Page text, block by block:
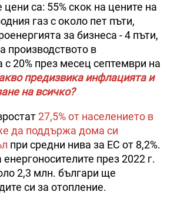
цени са: 55% скок на цените на
газ с около пет пъти,
за бизнеса - 4 пъти,
производството в
20% през месец септември на
предизвика инфлацията и
на всичко?
27,5% от населението в
да поддържа дома си
при средни нива за ЕС от 8,2%.
през 2022 г.
2,3 млн. българи ще
си за отопление.